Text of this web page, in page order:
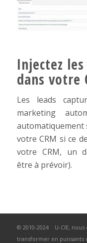
Injectez
dans votre
Les leads
marketing
automatiquement
votre CRM si ce
votre CRM, un
être à prévoir).
© 2010-2024 U-CIE, nous
transformer en